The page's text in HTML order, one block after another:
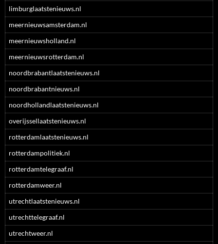
limburglaatstenieuws.nl
meernieuwsamsterdam.nl
meernieuwsholland.nl
meernieuwsrotterdam.nl
noordbrabantlaatstenieuws.nl
noordbrabantnieuws.nl
noordhollandlaatstenieuws.nl
overijssellaatstenieuws.nl
rotterdamlaatstenieuws.nl
rotterdampolitiek.nl
rotterdamtelegraaf.nl
rotterdamweer.nl
utrechtlaatstenieuws.nl
utrechttelegraaf.nl
utrechtweer.nl